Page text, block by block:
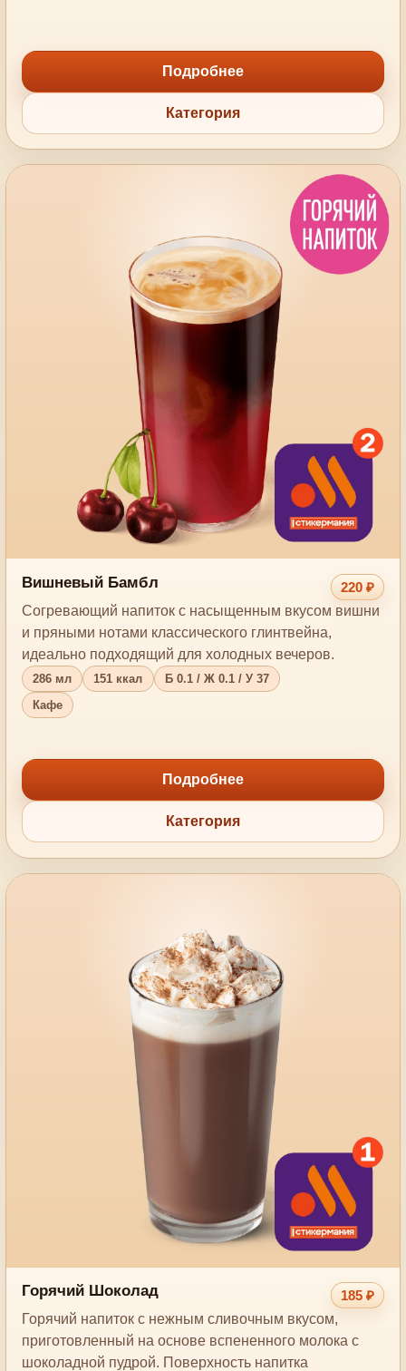
Подробнее
Категория
Вишневый Бамбл
220 ₽
Согревающий напиток с насыщенным вкусом вишни
и пряными нотами классического глинтвейна,
идеально подходящий для холодных вечеров.
286 мл 151 ккал
Б 0.1 / Ж 0.1 / У 37
Кафе
Подробнее
Категория
Горячий Шоколад
185 ₽
Горячий напиток с нежным сливочным вкусом,
приготовленный на основе вспененного молока с
шоколадной пудрой. Поверхность напитка